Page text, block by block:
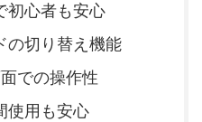
初心者も安心
の切り替え機能
での操作性
使用も安心